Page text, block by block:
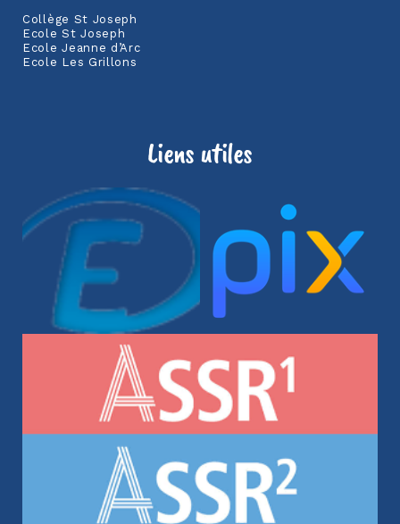
Collège St Joseph
Ecole St Joseph
Ecole Jeanne d’Arc
Ecole Les Grillons
Liens utiles